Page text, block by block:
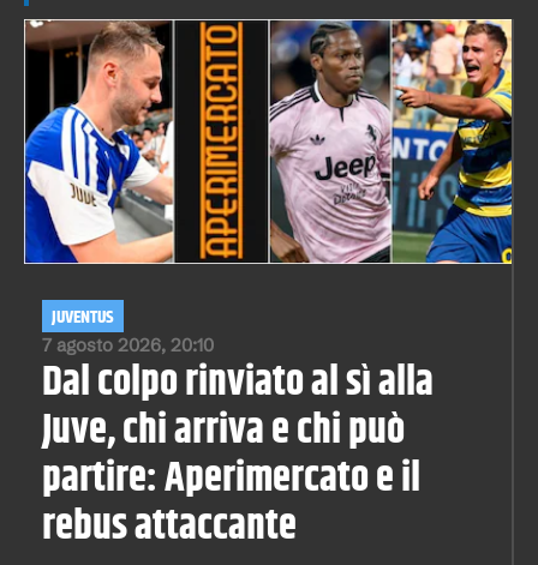
7 agosto 2026, 20:10
JUVENTUS
Dal colpo rinviato al sì alla
Juve, chi arriva e chi può
partire: Aperimercato e il
rebus attaccante